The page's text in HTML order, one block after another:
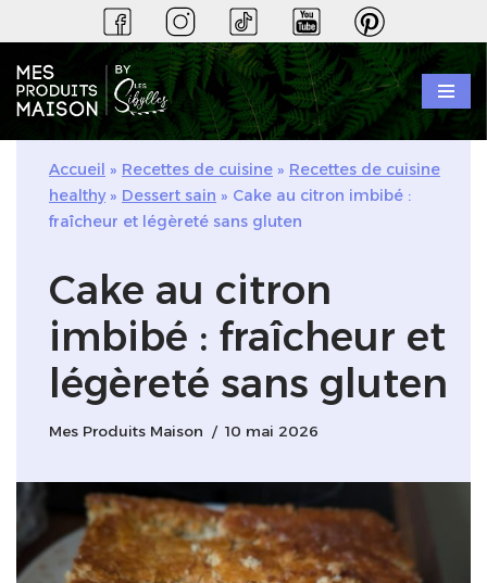
au
contenu
Accueil » Recettes de cuisine » Recettes de cuisine
healthy» Dessert sain » Cake au citron imbibé :
fraîcheur et légèreté sans gluten
Cake au citron
imbibé : fraîcheur et
légèreté sans gluten
Mes Produits Maison 10 mai 2026